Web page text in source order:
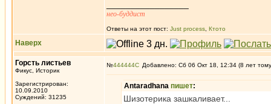
нео-буддист
Ответы на этот пост: Just process Ктото
Наверх
Горсть листьев
Фикус, Историк
Зарегистрирован:
10.09.2010
Суждений: 31235
№444444 Добавлено: Сб 06 Окт 18, 12:34 (8 лет
Antaradhana пишет:
Шизотерика зашкаливает...